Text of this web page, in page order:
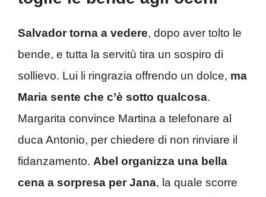
Salvador torna a vedere, dopo aver tolto le
bende, e tutta la servitù tira un sospiro di
sollievo. Lui li ringrazia offrendo un dolce, ma
Maria sente che c’è sotto qualcosa.
Margarita convince Martina a telefonare al
duca Antonio, per chiedere di non rinviare il
fidanzamento. Abel organizza una bella
cena a sorpresa per Jana, la quale scorre